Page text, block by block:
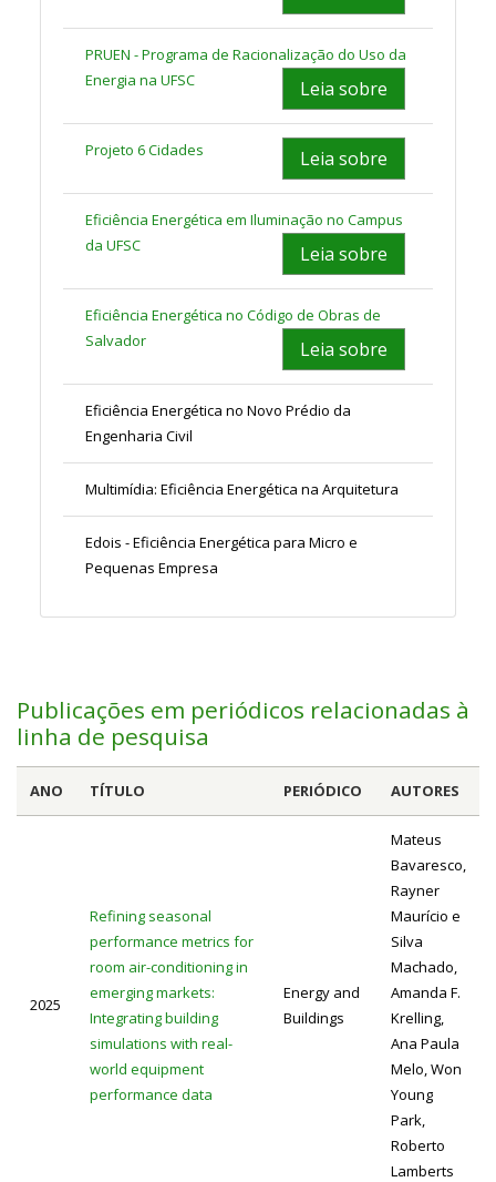
PRUEN - Programa de Racionalização do Uso da
Energia na UFSC
Leia sobre
Projeto 6 Cidades Leia sobre
Eficiência Energética em Iluminação no Campus
da UFSC
Leia sobre
Eficiência Energética no Código de Obras de
Salvador
Leia sobre
Eficiência Energética no Novo Prédio da
Engenharia Civil
Multimídia: Eficiência Energética na Arquitetura
Edois - Eficiência Energética para Micro e
Pequenas Empresa
Publicações em periódicos relacionadas à
linha de pesquisa
ANO TÍTULO PERIÓDICO AUTORES
2025
Refining seasonal
performance metrics for
room air-conditioning in
emerging markets:
Integrating building
simulations with real-
world equipment
performance data
Energy and
Buildings
Mateus
Bavaresco,
Rayner
Maurício e
Silva
Machado,
Amanda F.
Krelling,
Ana Paula
Melo, Won
Young
Park,
Roberto
Lamberts